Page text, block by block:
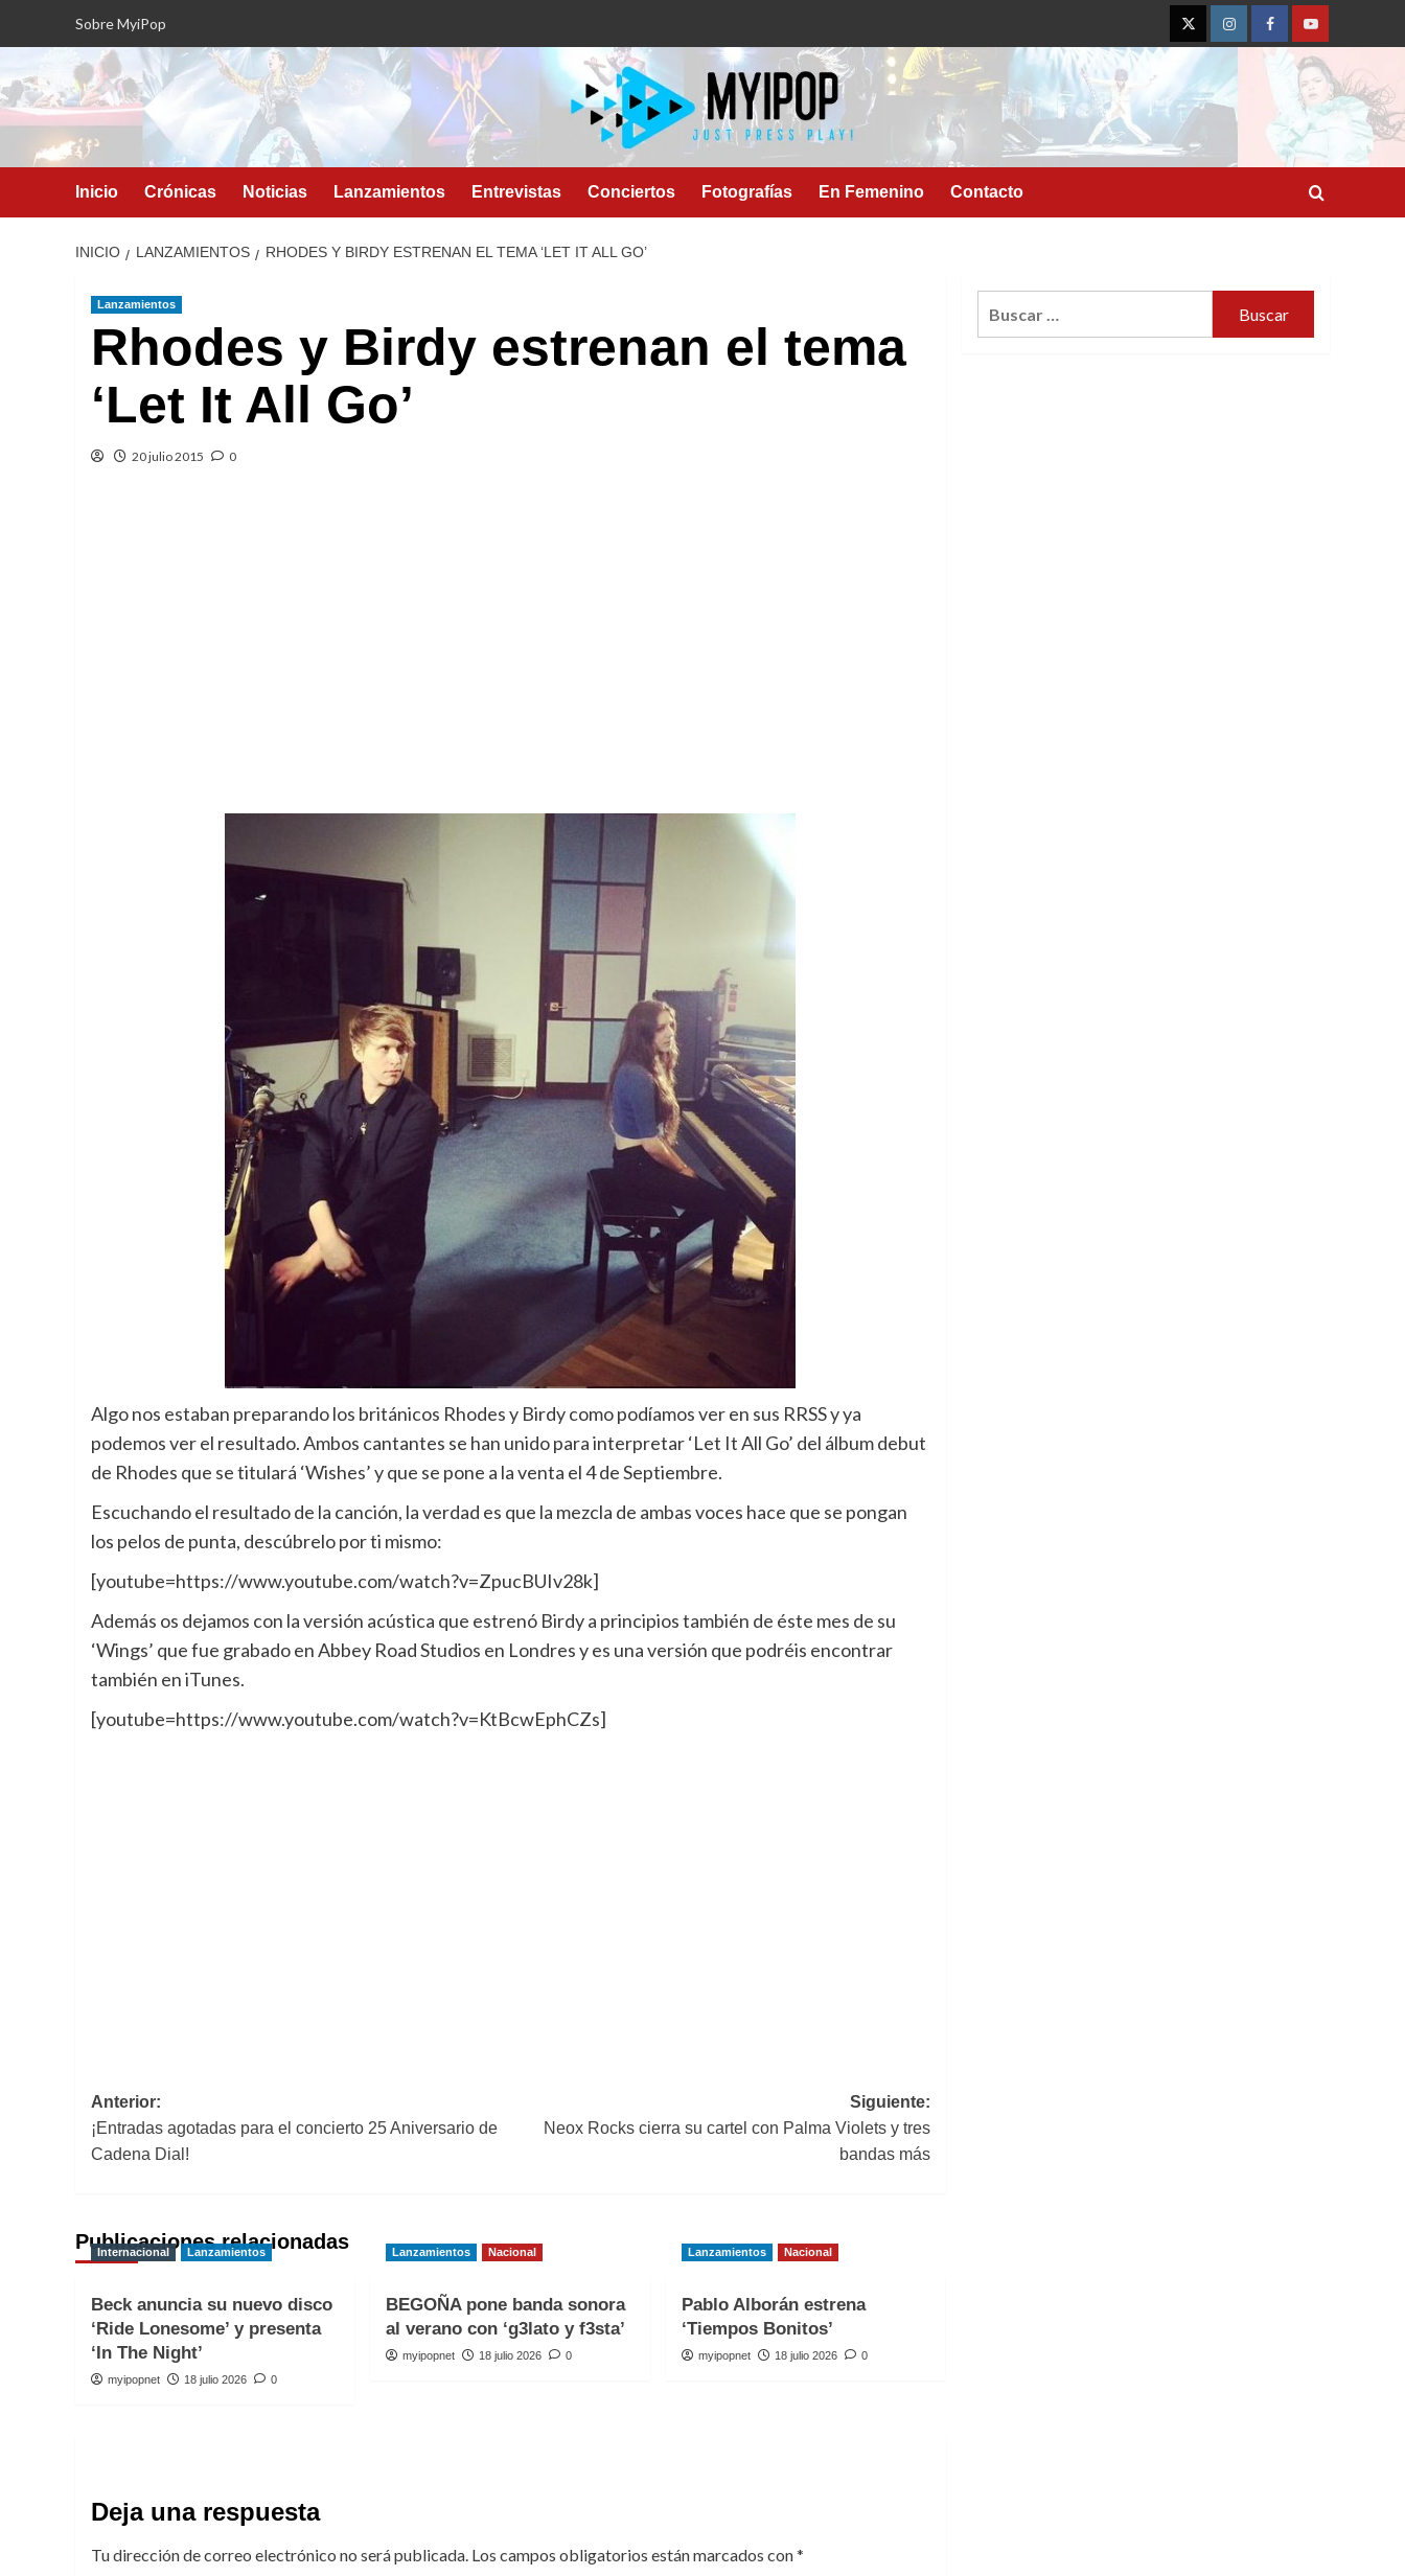
Sobre MyiPop
TwitterInstagramFacebookYouTube
Inicio Crónicas Noticias Lanzamientos Entrevistas Conciertos Fotografías En Femenino Contacto
INICIO LANZAMIENTOS RHODES Y BIRDY ESTRENAN EL TEMA ‘LET IT ALL GO’
Lanzamientos
Rhodes y Birdy estrenan el tema
‘Let It All Go’
20 julio 2015 0
Algo nos estaban preparando los británicos Rhodes y Birdy como podíamos ver en sus RRSS y ya
podemos ver el resultado.Ambos cantantes se han unido para interpretar ‘Let It All Go’ del álbum debut
de Rhodes que se titulará ‘Wishes’ y que se pone a la venta el 4 de Septiembre.
Escuchando el resultado de la canción, la verdad es que la mezcla de ambas voces hace que se pongan
los pelos de punta, descúbrelo por ti mismo:
[youtube=https://www.youtube.com/watch?v=ZpucBUIv28k]
Además os dejamos con la versión acústica que estrenó Birdy a principios también de éste mes de su
‘Wings’ que fue grabado en Abbey Road Studios en Londres y es una versión que podréis encontrar
también en iTunes.
[youtube=https://www.youtube.com/watch?v=KtBcwEphCZs]
Navegación
de
Anterior:
¡Entradas agotadas para el concierto 25 Aniversario de
Cadena Dial!
Siguiente:
Neox Rocks cierra su cartel con Palma Violets y tres
bandas más
Publicaciones relacionadas
Internacional Lanzamientos
Beck anuncia su nuevo disco
‘Ride Lonesome’ y presenta
‘In The Night’
myipopnet 18 julio 2026 0
Lanzamientos Nacional
BEGOÑA pone banda sonora
al verano con ‘g3lato y f3sta’
myipopnet 18 julio 2026 0
Lanzamientos Nacional
Pablo Alborán estrena
‘Tiempos Bonitos’
myipopnet 18 julio 2026 0
Deja una respuesta
Tu dirección de correo electrónico no será publicada. Los campos obligatorios están marcados con*